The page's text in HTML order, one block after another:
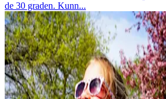
de 30 graden. Kunn...